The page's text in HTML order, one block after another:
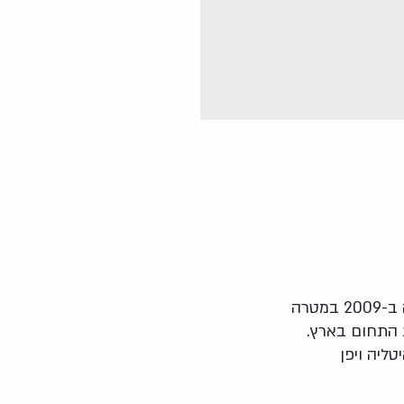
גיל המעבר? נשים, גברים
החברה הישראלית לרפואה מודעת מין ומגדר (Isragem) נוסדה ב-2009 במטרה
התחום בארץ.
ויפן